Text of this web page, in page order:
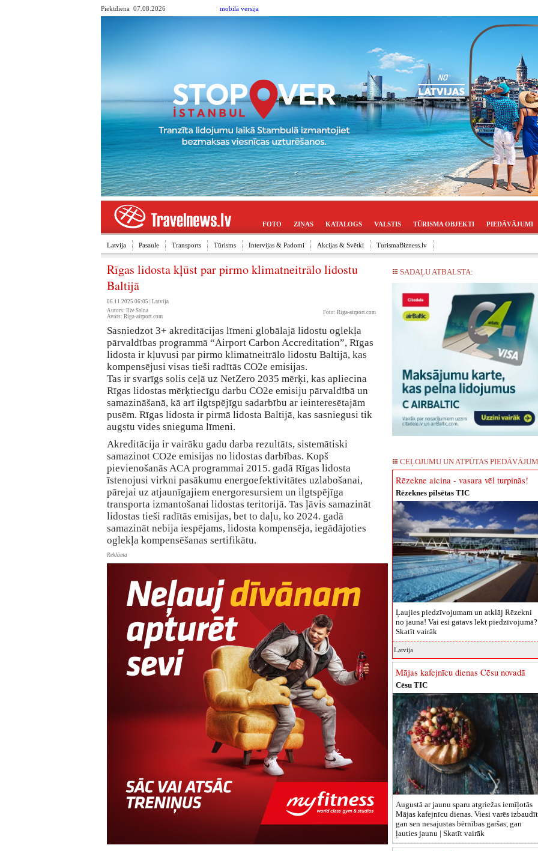
Piektdiena 07.08.2026 mobilā versija
FOTO ZIŅAS KATALOGS VALSTIS TŪRISMA OBJEKTI PIEDĀVĀJUMI
Latvija Pasaule Transports Tūrisms Intervijas & Padomi Akcijas & Svētki TurismaBizness.lv
Rīgas lidosta kļūst par pirmo klimatneitrālo lidostu
Baltijā
06.11.2025 06:05 | Latvija
Foto: Riga-airport.com
Autors: Ilze Salna
Avots: Riga-airport.com
Sasniedzot 3+ akreditācijas līmeni globālajā lidostu oglekļa
pārvaldības programmā “Airport Carbon Accreditation”, Rīgas
lidosta ir kļuvusi par pirmo klimatneitrālo lidostu Baltijā, kas
kompensējusi visas tieši radītās CO2e emisijas.
Tas ir svarīgs solis ceļā uz NetZero 2035 mērķi, kas apliecina
Rīgas lidostas mērķtiecīgu darbu CO2e emisiju pārvaldībā un
samazināšanā, kā arī ilgtspējīgu sadarbību ar ieinteresētajām
pusēm. Rīgas lidosta ir pirmā lidosta Baltijā, kas sasniegusi tik
augstu vides snieguma līmeni.
Akreditācija ir vairāku gadu darba rezultāts, sistemātiski
samazinot CO2e emisijas no lidostas darbības. Kopš
pievienošanās ACA programmai 2015. gadā Rīgas lidosta
īstenojusi virkni pasākumu energoefektivitātes uzlabošanai,
pārejai uz atjaunīgajiem energoresursiem un ilgtspējīga
transporta izmantošanai lidostas teritorijā. Tas ļāvis samazināt
lidostas tieši radītās emisijas, bet to daļu, ko 2024. gadā
samazināt nebija iespējams, lidosta kompensēja, iegādājoties
oglekļa kompensēšanas sertifikātu.
Reklāma
SADAĻU ATBALSTA:
CEĻOJUMU UN ATPŪTAS
Rēzekne aicina - vasara vēl turpinās!
Rēzeknes pilsētas TIC
Ļaujies piedzīvojumam un atklāj Rēzekni
no jauna! Vai esi gatavs lekt
Skatīt vairāk
Latvija
Mājas kafejnīcu dienas Cēsu novadā
Cēsu TIC
Augustā ar jaunu sparu atgriežas iemīļotās
Mājas kafejnīcu dienas. Viesi varēs izbaudīt
gan sen nesajustas bērnības garšas, gan
ļauties jaunu | Skatīt vairāk